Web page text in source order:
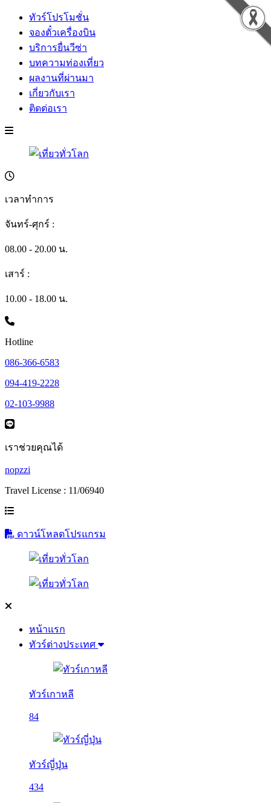
ทัวร์โปรโมชั่น
จองตั๋วเครื่องบิน
บริการยื่นวีซ่า
บทความท่องเที่ยว
ผลงานที่ผ่านมา
เกี่ยวกับเรา
ติดต่อเรา
เวลาทำการ
จันทร์-ศุกร์ :
08.00 - 20.00 น.
เสาร์ :
10.00 - 18.00 น.
Hotline
086-366-6583
094-419-2228
02-103-9988
เราช่วยคุณได้
nopzzi
Travel License : 11/06940
ดาวน์โหลดโปรแกรม
หน้าแรก
ทัวร์ต่างประเทศ
ทัวร์เกาหลี
84
ทัวร์ญี่ปุ่น
434